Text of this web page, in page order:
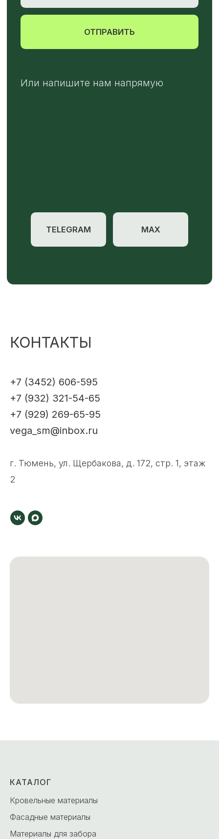
КОНТАКТЫ
+7 (3452) 606-595
+7 (932) 321-54-65
+7 (929) 269-65-95
vega_sm@inbox.ru
г. Тюмень, ул. Щербакова, д. 172, стр. 1, этаж
2
КАТАЛОГ
Кровельные материалы
Фасадные материалы
Материалы для забора